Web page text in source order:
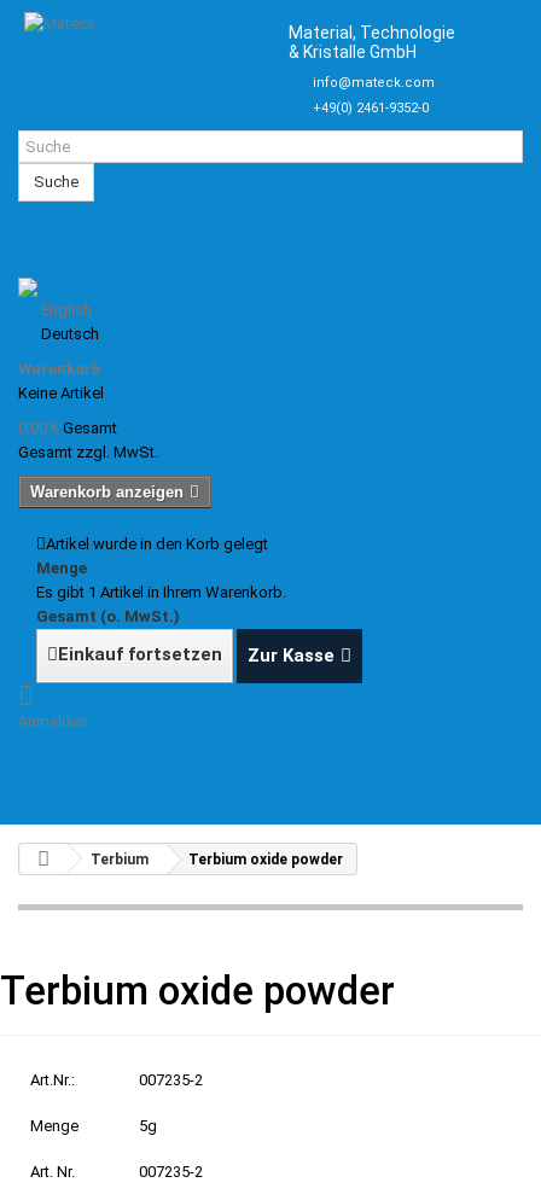
Material, Technologie
& Kristalle GmbH
info@mateck.com
+49(0) 2461-9352-0
Suche
English
Deutsch
Warenkorb
Keine Artikel
0,00 € Gesamt
Gesamt zzgl. MwSt.
Warenkorb anzeigen
Artikel wurde in den Korb gelegt
Menge
Es gibt 1 Artikel in Ihrem Warenkorb.
Gesamt (o. MwSt.)
Einkauf fortsetzen Zur Kasse
Anmelden
Terbium Terbium oxide powder
Terbium oxide powder
Art.Nr.: 007235-2
Menge 5g
Art. Nr. 007235-2